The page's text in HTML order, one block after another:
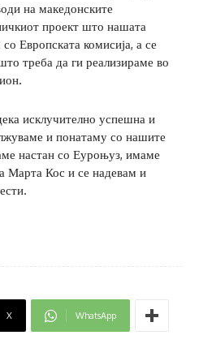
на македонските
проект што нашата
Европската комисија, а се
треба да ги реализираме во
исклучително успешна и
и понатаму со нашите
настан со Еуроњуз, имаме
Марта Кос и се надевам и
X WhatsApp